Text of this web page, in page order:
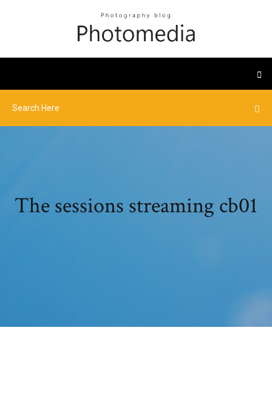
The sessions streaming cb01